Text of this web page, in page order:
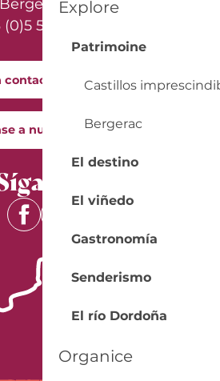
Explore
Patrimoine
Castillos
Bergerac
El destino
El viñedo
Gastronomía
Senderismo
El río Dordoña
Organice
- France
53 57 03 11
contacto con nosotros
a nuestro boletín